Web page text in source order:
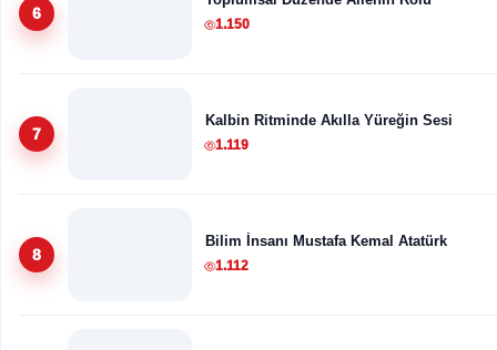
6
1.150
7
Kalbin Ritminde Akılla Yüreğin Sesi
1.119
8
Bilim İnsanı Mustafa Kemal Atatürk
1.112